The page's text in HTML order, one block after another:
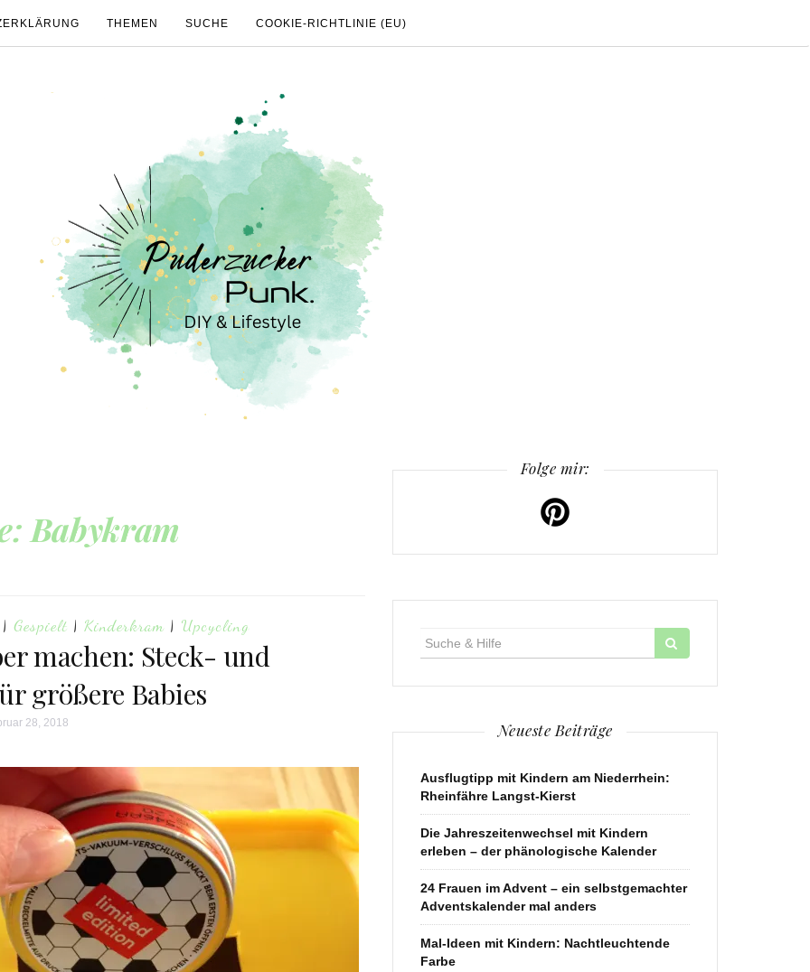
THEMEN SUCHE COOKIE-RICHTLINIE (EU)
Babykram
Gespielt | Kinderkram | Upcycling
machen: Steck- und
größere Babies
28, 2018
Folge mir:
Neueste Beiträge
Ausflugtipp mit Kindern am Niederrhein:
Rheinfähre Langst-Kierst
Die Jahreszeitenwechsel mit Kindern
erleben – der phänologische Kalender
24 Frauen im Advent – ein selbstgemachter
Adventskalender mal anders
Mal-Ideen mit Kindern: Nachtleuchtende
Farbe